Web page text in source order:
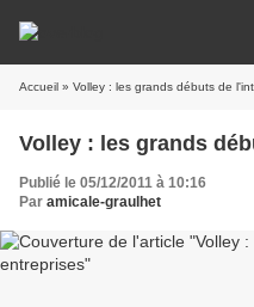
Accueil » Volley : les grands débuts de
Volley : les grands
Publié le 05/12/2011 à 10:16
Par amicale-graulhet